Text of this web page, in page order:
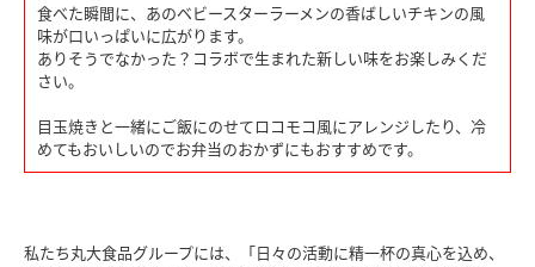
食べた瞬間に、あのベビースターラーメンの香ばしいチキンの風
味が口いっぱいに広がります。
ありそうでなかった？コラボで生まれた新しい味をお楽しみくだ
さい。
目玉焼きと一緒にご飯にのせてロコモコ風にアレンジしたり、冷
めてもおいしいのでお弁当のおかずにもおすすめです。
私たち丸大食品グループには、「日々の活動に精一杯の真心を込め、